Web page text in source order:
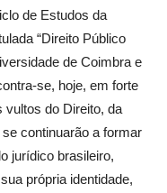
de Estudos da
“Direito Público
de Coimbra e
se, hoje, em forte
vultos do Direito, da
continuarão a formar
jurídico brasileiro,
própria identidade,